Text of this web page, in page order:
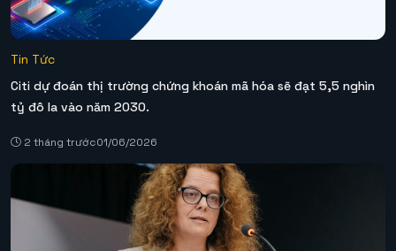
Tin Tức
Citi dự đoán thị trường chứng khoán mã hóa sẽ đạt 5,5 nghìn
tỷ đô la vào năm 2030.
2 tháng trước01/06/2026